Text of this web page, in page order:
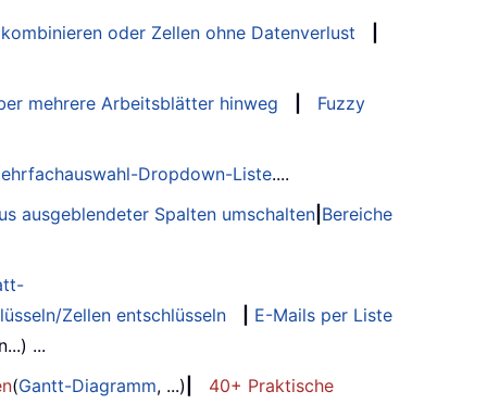
oder Zellen ohne Datenverlust
mehrere Arbeitsblätter hinweg
Fuzzy
Dropdown-Liste....
ausgeblendeter Spalten umschalten Bereiche
Zellen entschlüsseln
E-Mails per Liste
...
(Gantt-Diagramm, ...) 40+ Praktische